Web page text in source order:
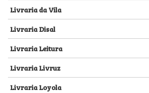
Livraria da Vila
Livraria Disal
Livraria Leitura
Livraria Livruz
Livraria Loyola